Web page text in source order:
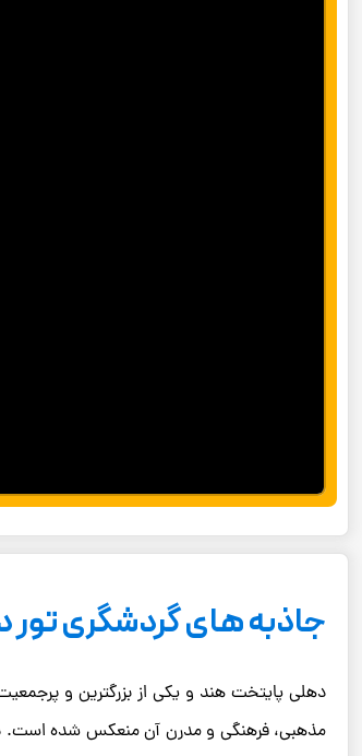
00:00
02:40
جاذبه های گردشگری
دهلی پایتخت هند و یکی از بزرگترین و
مذهبی، فرهنگی و مدرن آن منعکس شده است.